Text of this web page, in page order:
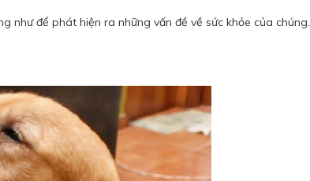
như để phát hiện ra những vấn đề về sức khỏe của chúng.